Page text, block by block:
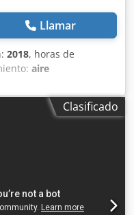
Llamar
2018, horas de
aire
kg Dimensiones
de cadena de oruga: 50
Climatizador Dkjdpfx
Casarrubios del
mano de 23,5 tn.
Climatizador Alcance:
Clasificado